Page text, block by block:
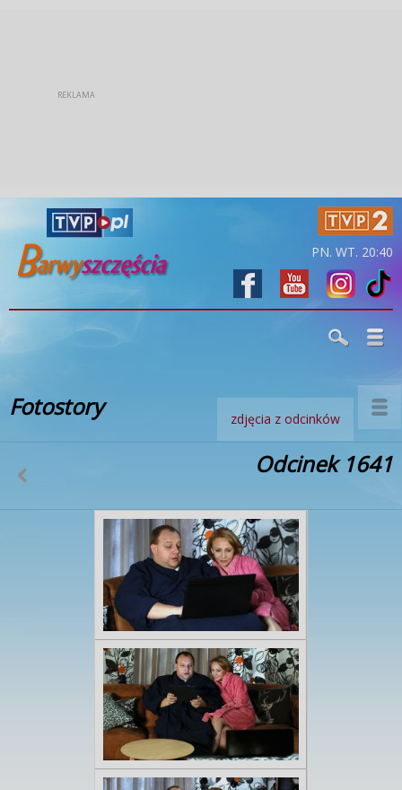
PN. WT. 20:40
Fotostory zdjęcia z odcinków
Odcinek 1641